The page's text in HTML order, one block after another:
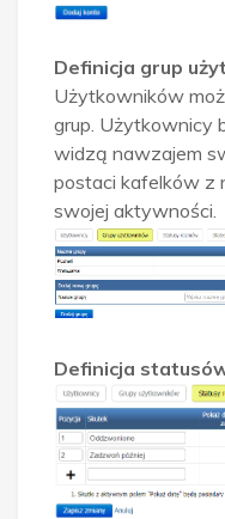
Definicja grup
Użytkowników
grup. Użytkownicy
widzą nawzajem
postaci kafelków z
swojej aktywności.
Definicja